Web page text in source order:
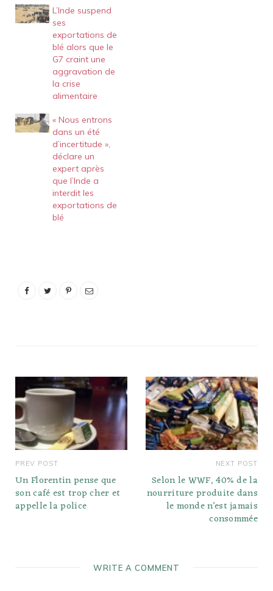
L’Inde suspend
ses
exportations de
blé alors que le
G7 craint une
aggravation de
la crise
alimentaire
« Nous entrons
dans un été
d’incertitude »,
déclare un
expert après
que l’Inde a
interdit les
exportations de
blé
PREV POST
Un Florentin pense que
son café est trop cher et
appelle la police
NEXT POST
Selon le WWF, 40% de la
nourriture produite dans
le monde n’est jamais
consommée
WRITE A COMMENT